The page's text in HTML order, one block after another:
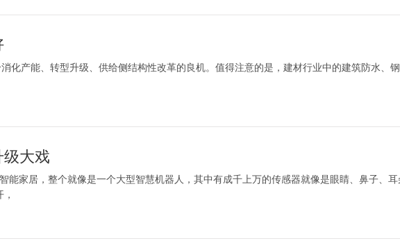
化产能、转型升级、供给侧结构性改革的良机。值得注意的是，建材行业中的建筑防水、
级大戏
能家居，整个就像是一个大型智慧机器人，其中有成千上万的传感器就像是眼睛、鼻子、